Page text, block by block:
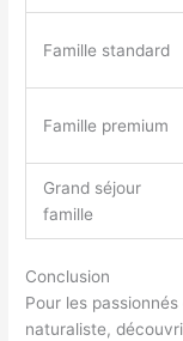
Famille standard
Famille premium
Grand séjour
famille
Conclusion
Pour les
naturaliste,